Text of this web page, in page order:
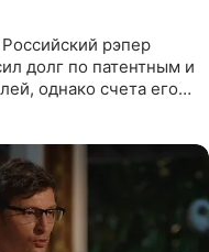
рэпер
долг по патентным и
однако счета его